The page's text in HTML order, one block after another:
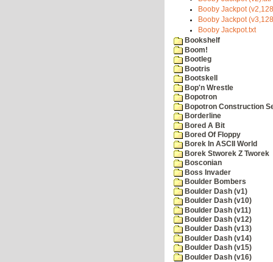
Booby Jackpot
Booby Jackpot
Booby Jackpot.txt
Bookshelf
Boom!
Bootleg
Bootris
Bootskell
Bop'n Wrestle
Bopotron
Bopotron Construction
Borderline
Bored A Bit
Bored Of Floppy
Borek In ASCII World
Borek Stworek Z Tworek
Bosconian
Boss Invader
Boulder Bombers
Boulder Dash (v1)
Boulder Dash (v10)
Boulder Dash (v11)
Boulder Dash (v12)
Boulder Dash (v13)
Boulder Dash (v14)
Boulder Dash (v15)
Boulder Dash (v16)